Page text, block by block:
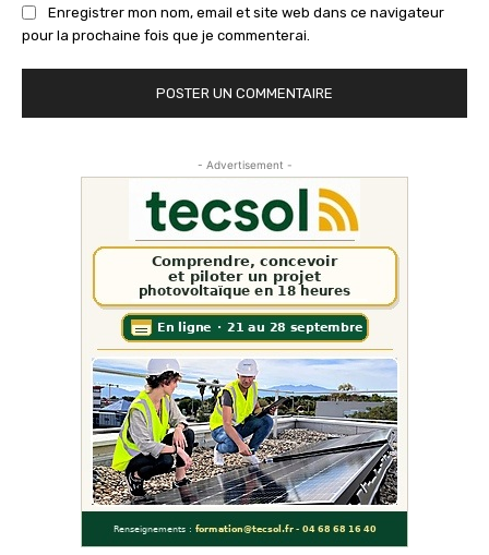
Enregistrer mon nom, email et site web dans ce navigateur
pour la prochaine fois que je commenterai.
- Advertisement -